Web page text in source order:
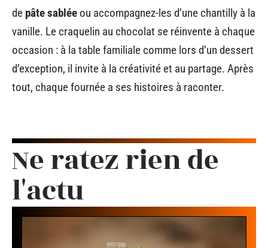
de pâte sablée ou accompagnez-les d’une chantilly à la
vanille. Le craquelin au chocolat se réinvente à chaque
occasion : à la table familiale comme lors d’un dessert
d’exception, il invite à la créativité et au partage. Après
tout, chaque fournée a ses histoires à raconter.
Ne ratez rien de
l'actu